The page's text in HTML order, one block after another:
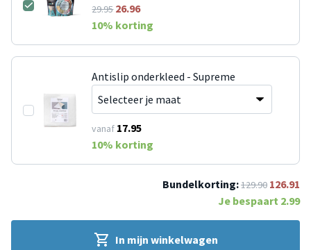
29.9526.96
10% korting
Antislip onderkleed - Supreme
vanaf 17.95
10% korting
Bundelkorting:129.90 126.91
Je bespaart 2.99
In mijn winkelwagen